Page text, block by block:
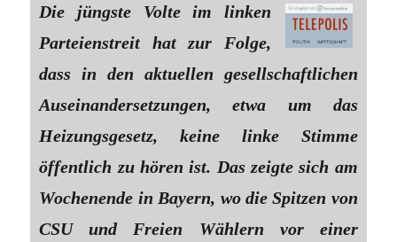
Die jüngste Volte im linken
Parteienstreit hat zur Folge,
dass in den aktuellen gesellschaftlichen
Auseinandersetzungen, etwa um das
Heizungsgesetz, keine linke Stimme
öffentlich zu hören ist. Das zeigte sich am
Wochenende in Bayern, wo die Spitzen von
CSU und Freien Wählern vor einer